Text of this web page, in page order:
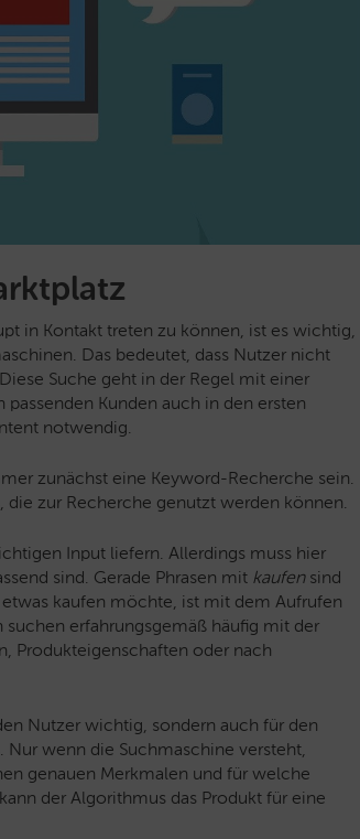
in Kontakt treten zu können, ist es wichtig,
Das bedeutet, dass Nutzer nicht
Suche geht in der Regel mit einer
Kunden auch in den ersten
notwendig.
zunächst eine Keyword-Recherche sein.
zur Recherche genutzt werden können.
Input liefern. Allerdings muss hier
sind. Gerade Phrasen mit kaufen sind
kaufen möchte, ist mit dem Aufrufen
suchen erfahrungsgemäß häufig mit der
Produkteigenschaften oder nach
Nutzer wichtig, sondern auch für den
wenn die Suchmaschine versteht,
genauen Merkmalen und für welche
der Algorithmus das Produkt für eine